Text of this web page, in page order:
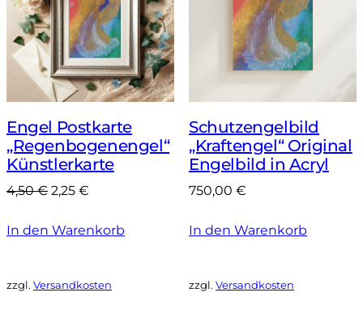
Engel Postkarte
„Regenbogenengel“
Künstlerkarte
4,50€ Ursprünglicher
war:
2,25 €
ist:
In den Warenkorb
zzgl. Versandkosten
Schutzengelbild
„Kraftengel“ Original
Engelbild in Acryl
750,00€
In den Warenkorb
zzgl.Versandkosten